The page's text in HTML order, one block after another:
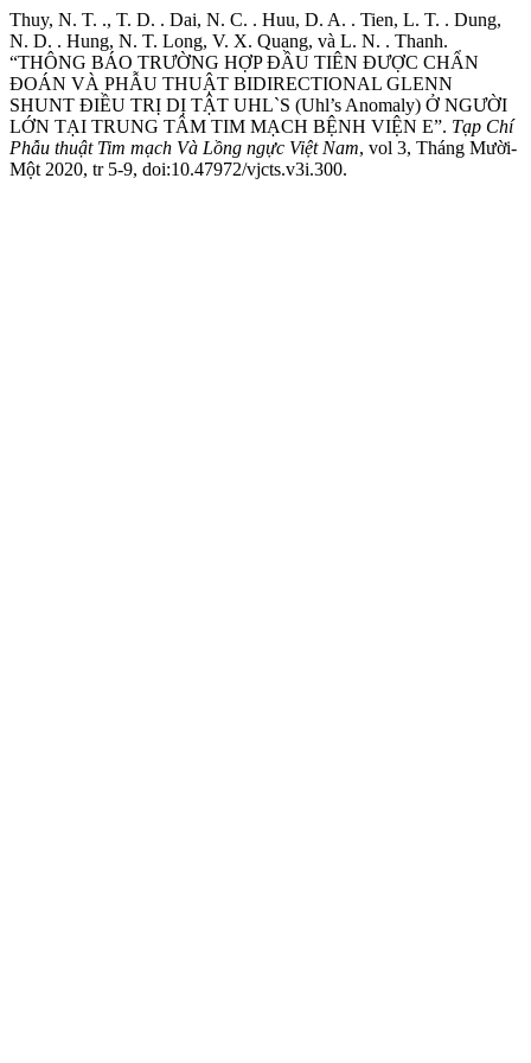
Thuy, N. T. ., T. D. . Dai, N. C. . Huu, D. A. . Tien, L. T. . Dung,
N. D. . Hung, N. T. Long, V. X. Quang, và L. N. . Thanh.
“THÔNG BÁO TRƯỜNG HỢP ĐẦU TIÊN ĐƯỢC CHẨN
ĐOÁN VÀ PHẪU THUẬT BIDIRECTIONAL GLENN
SHUNT ĐIỀU TRỊ DỊ TẬT UHL`S (Uhl’s Anomaly) Ở NGƯỜI
LỚN TẠI TRUNG TÂM TIM MẠCH BỆNH VIỆN E”. Tạp Chí
Phẫu thuật Tim mạch Và Lồng ngực Việt Nam, vol 3, Tháng Mười-
Một 2020, tr 5-9, doi:10.47972/vjcts.v3i.300.